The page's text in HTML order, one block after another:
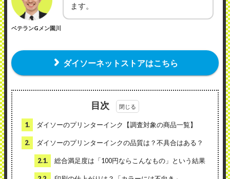
ベテランGメン園川
ます。
ダイソーネットストアはこちら
目次
1. ダイソーのプリンターインク【調査対象の商品一覧】
2. ダイソーのプリンターインクの品質は？不具合はある？
2.1. 総合満足度は「100円ならこんなもの」という結果